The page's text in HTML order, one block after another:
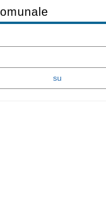
su